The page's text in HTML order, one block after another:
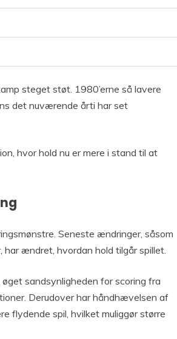
steget støt. 1980’erne så lavere
det nuværende årti har set
hvor hold nu er mere i stand til at
Seneste ændringer, såsom
ændret, hvordan hold tilgår spillet.
sandsynligheden for scoring fra
Derudover har håndhævelsen af
flydende spil, hvilket muliggør større